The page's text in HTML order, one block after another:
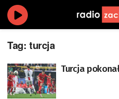
Tag: turcja
Turcja